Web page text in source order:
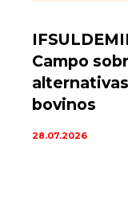
Campo
bovinos
28.07.2026